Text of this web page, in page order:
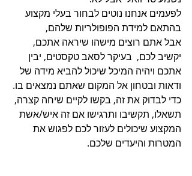
לפעמים אנחנו נוטים לבחור בעלי מקצוע
בהתאם למידת הפופולריות שלהם,
אבל אתם רוצים מישהו שיראה אתכם,
יקשיב לכם,  בעיקר לסאב טקסטים, יבין
אתכם ויהיה המיכל שיכול להביא מידה של
ודאות ובטחון אל המקום שאתם נמצאים בו.
כדי לבדוק את זה, בקשו לקיים שיחה קצרה,
תשאלו, תקשיבו ותרגישו אם זה איש/אשת
המקצוע שיכולים לעזור לכם לפגוש את
המטרות והיעדים שלכם.